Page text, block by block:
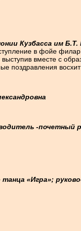
Кузбасса им
в фойе
вместе с
поздравления
-почетный
«Игра»;